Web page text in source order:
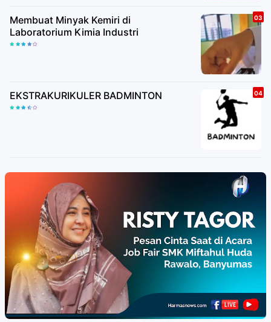
Membuat Minyak Kemiri di
Laboratorium Kimia Industri
EKSTRAKURIKULER BADMINTON